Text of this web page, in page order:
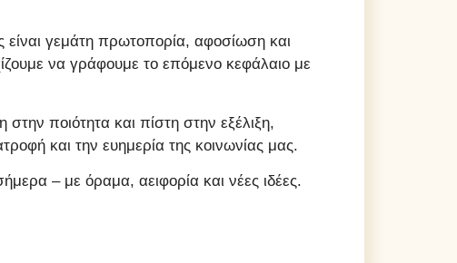
είναι γεμάτη πρωτοπορία, αφοσίωση και
να γράφουμε το επόμενο κεφάλαιο με
ποιότητα και πίστη στην εξέλιξη,
και την ευημερία της κοινωνίας μας.
– με όραμα, αειφορία και νέες ιδέες.